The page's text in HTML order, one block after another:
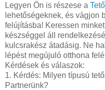
Legyen Ön is részese a
lehetőségeknek, és vágjon
felújításba! Keressen
készséggel áll
kulcsrakész átadásig. Ne
lépést megújuló otthona
Kérdések és válaszok:
1. Kérdés: Milyen típusú
Partnerünk?